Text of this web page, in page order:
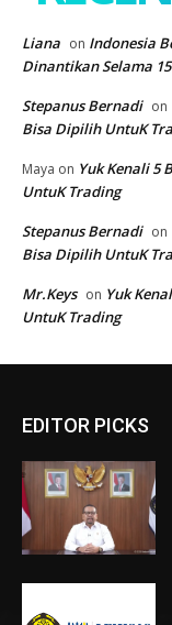
EDITOR PICKS